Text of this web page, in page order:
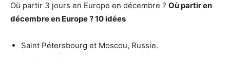
Où partir 3 jours en Europe en décembre ? Où partiren
décembreen Europe?10 idées
Saint Pétersbourg et Moscou, Russie.